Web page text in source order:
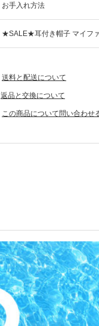
お手入れ方法
★SALE★耳付き帽子 マイフ
送料と配送について
返品と交換について
この商品について問い合わせ